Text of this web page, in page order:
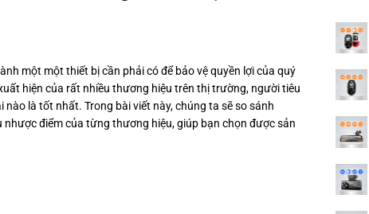
một một thiết bị cần phải có để bảo vệ quyền lợi của quý
hiện của rất nhiều thương hiệu trên thị trường, người tiêu
là tốt nhất. Trong bài viết này, chúng ta sẽ so sánh
điểm của từng thương hiệu, giúp bạn chọn được sản